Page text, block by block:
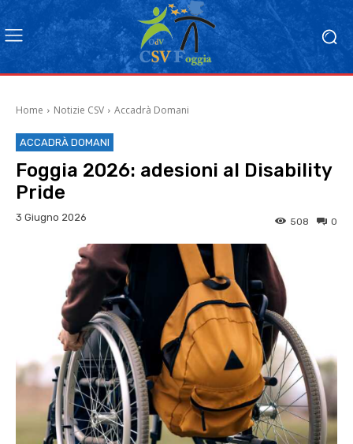
Home Notizie CSV Accadrà Domani
ACCADRÀ DOMANI
Foggia 2026: adesioni al Disability
Pride
3 Giugno 2026 0
508